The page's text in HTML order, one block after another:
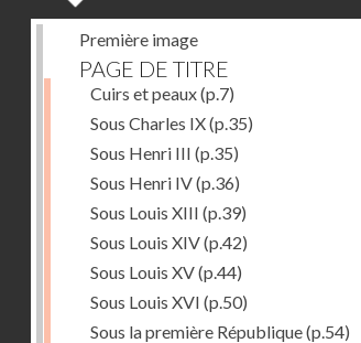
Première image
PAGE DE TITRE
Cuirs et peaux(p.7)
Sous Charles IX(p.35)
Sous Henri III (p.35)
Sous Henri IV(p.36)
Sous Louis XIII (p.39)
Sous Louis XIV(p.42)
Sous Louis XV(p.44)
Sous Louis XVI (p.50)
Sous la première République(p.54)